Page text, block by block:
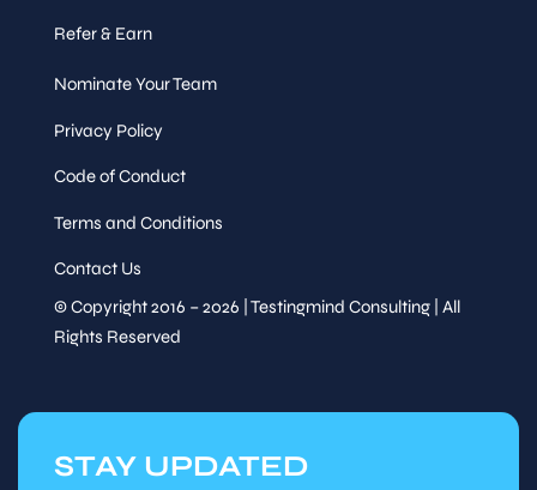
Refer & Earn
Nominate Your Team
Privacy Policy
Code of Conduct
Terms and Conditions
Contact Us
© Copyright 2016 – 2026 | Testingmind Consulting | All
Rights Reserved
STAY UPDATED